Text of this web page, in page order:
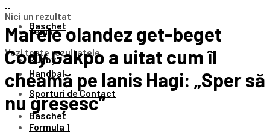
Baschet
Rugby
Sporturi de Contact
Formula 1
Tenis
Handbal
Baschet
Nici un rezultat
Vezi toate rezultatele
Marele olandez get-beget
Cody Gakpo a uitat cum îl
cheamă pe Ianis Hagi: „Sper să
nu greșesc”